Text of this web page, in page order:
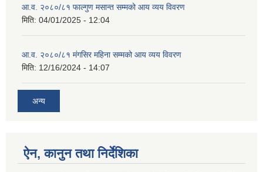
आ.व. २०८०/८१ फाल्गुण मसान्त सम्मको आय व्यय विवरण
मिति: 04/01/2025 - 12:04
आ.व. २०८०/८१ मंगसिर महिना सम्मको आय व्यय विवरण
मिति: 12/16/2024 - 14:07
अन्य
ऐन, कानुन तथा निर्देशिका